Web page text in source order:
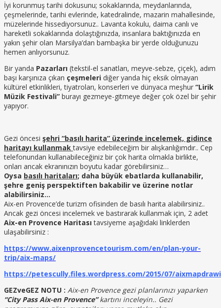
İyi korunmuş tarihi dokusunu; sokaklarında, meydanlarında,
çeşmelerinde, tarihi evlerinde, katedralinde, mazarin mahallesinde,
müzelerinde hissediyorsunuz.. Lavanta kokulu, daima canlı ve
hareketli sokaklarında dolaştığınızda, insanlara baktığınızda en
yakın şehir olan Marsilya’dan bambaşka bir yerde olduğunuzu
hemen anlıyorsunuz.
Bir yanda Pazarları (tekstil-el sanatları, meyve-sebze, çiçek), adım
başı karşınıza çıkan çeşmeleri diğer yanda hiç eksik olmayan
kültürel etkinlikleri, tiyatroları, konserleri ve dünyaca meşhur “Lirik
Müzik Festivali” burayı gezmeye-gitmeye değer çok özel bir şehir
yapıyor.
Gezi öncesi şehri “basılı harita” üzerinde incelemek, gidince
haritayı kullanmaktavsiye edebileceğim bir alışkanlığımdır.. Cep
telefonundan kullanabileceğiniz bir çok harita olmakla birlikte,
onları ancak ekranınızın boyutu kadar görebilirsiniz…
Oysa basılı haritaları; daha büyük ebatlarda kullanabilir,
şehre geniş perspektiften bakabilir ve üzerine notlar
alabilirsiniz…
Aix-en Provence’de turizm ofisinden de basılı harita alabilirsiniz..
Ancak gezi öncesi incelemek ve bastırarak kullanmak için, 2 adet
Aix-en Provence Haritasıtavsiyeme aşağıdaki linklerden
ulaşabilirsiniz :
https://www.aixenprovencetourism.com/en/plan-your-
trip/aix-maps/
https://petescully.files.wordpress.com/2015/07/
GEZveGEZ NOTU : Aix-en Provence gezi planlarınızı yaparken
“City Pass Aix-en Provence”kartını inceleyin.. Gezi